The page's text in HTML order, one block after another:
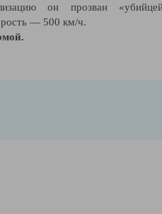
он прозван
— 500 км/ч.